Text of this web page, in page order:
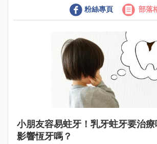
粉絲專頁 部落
小朋友容易蛀牙！乳牙蛀牙要治
影響恆牙嗎？